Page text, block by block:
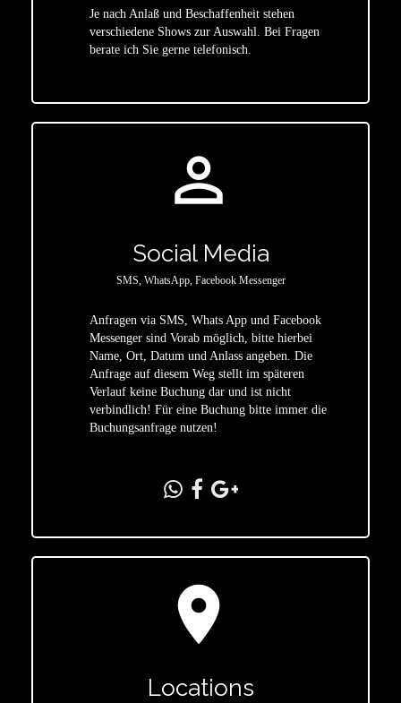
Je nach Anlaß und Beschaffenheit stehen
verschiedene Shows zur Auswahl. Bei Fragen
berate ich Sie gerne telefonisch.
person_outline
Social Media
SMS, WhatsApp, Facebook Messenger
Anfragen via SMS, Whats App und Facebook
Messenger sind Vorab möglich, bitte hierbei
Name, Ort, Datum und Anlass angeben. Die
Anfrage auf diesem Weg stellt im späteren
Verlauf keine Buchung dar und ist nicht
verbindlich! Für eine Buchung bitte immer die
Buchungsanfrage nutzen!
location_on
Locations